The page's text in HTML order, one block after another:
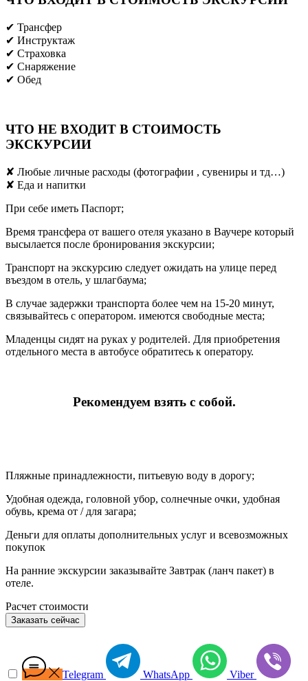
✔ Трансфер
✔ Инструктаж
✔ Страховка
✔ Снаряжение
✔ Обед
ЧТО НЕ ВХОДИТ В СТОИМОСТЬ
ЭКСКУРСИИ
✘ Любые личные расходы (фотографии , сувениры и тд…)
✘ Еда и напитки
При себе иметь Паспорт;
Время трансфера от вашего отеля указано в Ваучере который
высылается после бронирования экскурсии;
Транспорт на экскурсию следует ожидать на улице перед
въездом в отель, у шлагбаума;
В случае задержки транспорта более чем на 15-20 минут,
связывайтесь с оператором. имеются свободные места;
Младенцы сидят на руках у родителей. Для приобретения
отдельного места в автобусе обратитесь к оператору.
Рекомендуем взять с собой.
Пляжные принадлежности, питьевую воду в дорогу;
Удобная одежда, головной убор, солнечные очки, удобная
обувь, крема от / для загара;
Деньги для оплаты дополнительных услуг и всевозможных
покупок
На ранние экскурсии заказывайте Завтрак (ланч пакет) в
отеле.
Расчет стоимости
Заказать сейчас
Telegram WhatsApp Viber